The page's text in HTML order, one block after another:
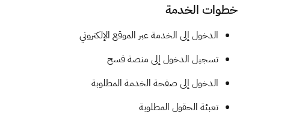
خطوات الخدمة
​​​​​​​​​​الدخول إلى الخدمة عبر الموقع الإلكتروني
تسجيل الدخول إلى منصة فسح
الدخول إلى صفحة الخدمة المطلوبة
تعبئة الحقول المطلوبة